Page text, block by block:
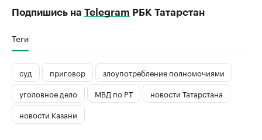
Подпишись на Telegram РБК Татарстан
Теги
суд приговор
злоупотребление полномочиями
уголовное дело
МВД по РТ
новости Татарстана
новости Казани